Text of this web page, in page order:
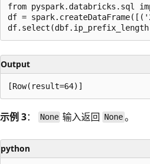
from pyspark.databricks.sql
df =
Output
示例 3： None 输入返回 None。
python